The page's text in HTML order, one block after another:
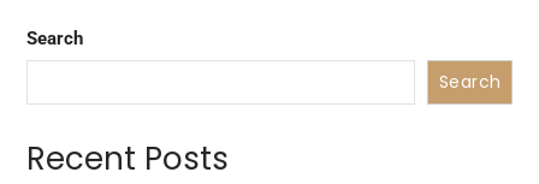
Search
Search
Recent Posts